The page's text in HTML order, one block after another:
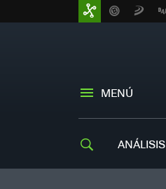
MENÚ
ANÁLISIS